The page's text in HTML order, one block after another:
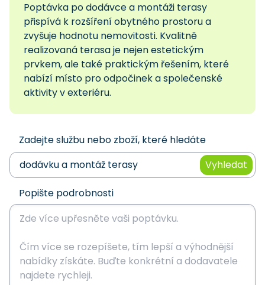
Poptávka po dodávce a montáži terasy
přispívá k rozšíření obytného prostoru a
zvyšuje hodnotu nemovitosti. Kvalitně
realizovaná terasa je nejen estetickým
prvkem, ale také praktickým řešením, které
nabízí místo pro odpočinek a společenské
aktivity v exteriéru.
Zadejte službu nebo zboží, které hledáte
Vyhledat
Popište podrobnosti